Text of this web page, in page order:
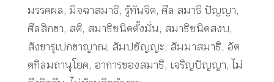
มรรคผล, มิจฉาสมาธิ, รู้ทันจิต, ศีล สมาธิ ปัญญา,
ศีลสิกขา, สติ, สมาธิชนิดตั้งมั่น, สมาธิชนิดสงบ,
สังขารุเปกขาญาณ, สัมปชัญญะ, สัมมาสมาธิ, อัต
ตกิลมถานุโยค, อาการของสมาธิ, เจริญปัญญา, ไม่